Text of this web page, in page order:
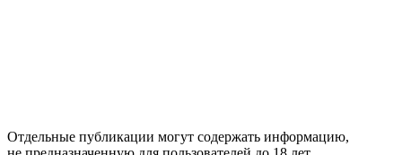
Отдельные публикации могут содержать информацию,